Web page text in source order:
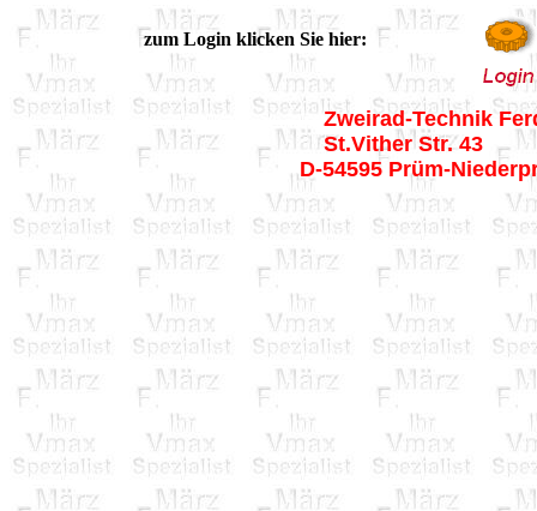
zum Login klicken Sie hier:
Zweirad-Technik
St.Vither Str. 43
D-54595 Prüm-